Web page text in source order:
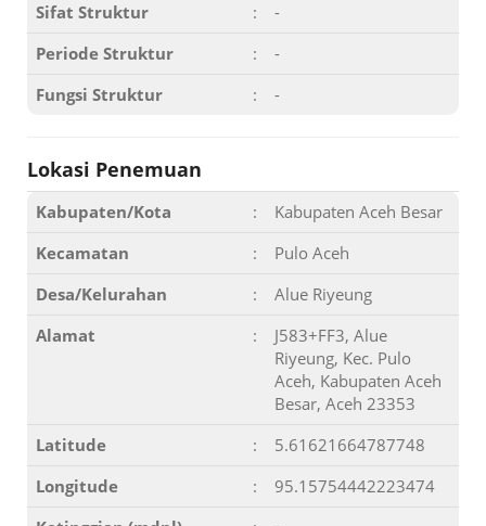
Sifat Struktur :
-
Periode Struktur
:
-
Fungsi Struktur
: -
Lokasi Penemuan
Kabupaten/Kota :
Kabupaten Aceh Besar
Kecamatan
:
Pulo Aceh
Desa/Kelurahan
:
Alue Riyeung
Alamat
:
J583+FF3, Alue
Riyeung, Kec. Pulo
Aceh, Kabupaten Aceh
Besar, Aceh 23353
Latitude
:
5.61621664787748
Longitude
:
95.15754442223474